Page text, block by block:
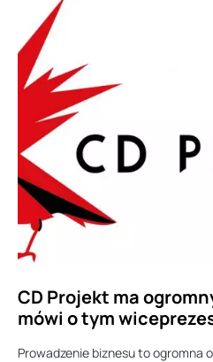
CD Projekt ma
mówi o tym
Prowadzenie biznesu to ogromna